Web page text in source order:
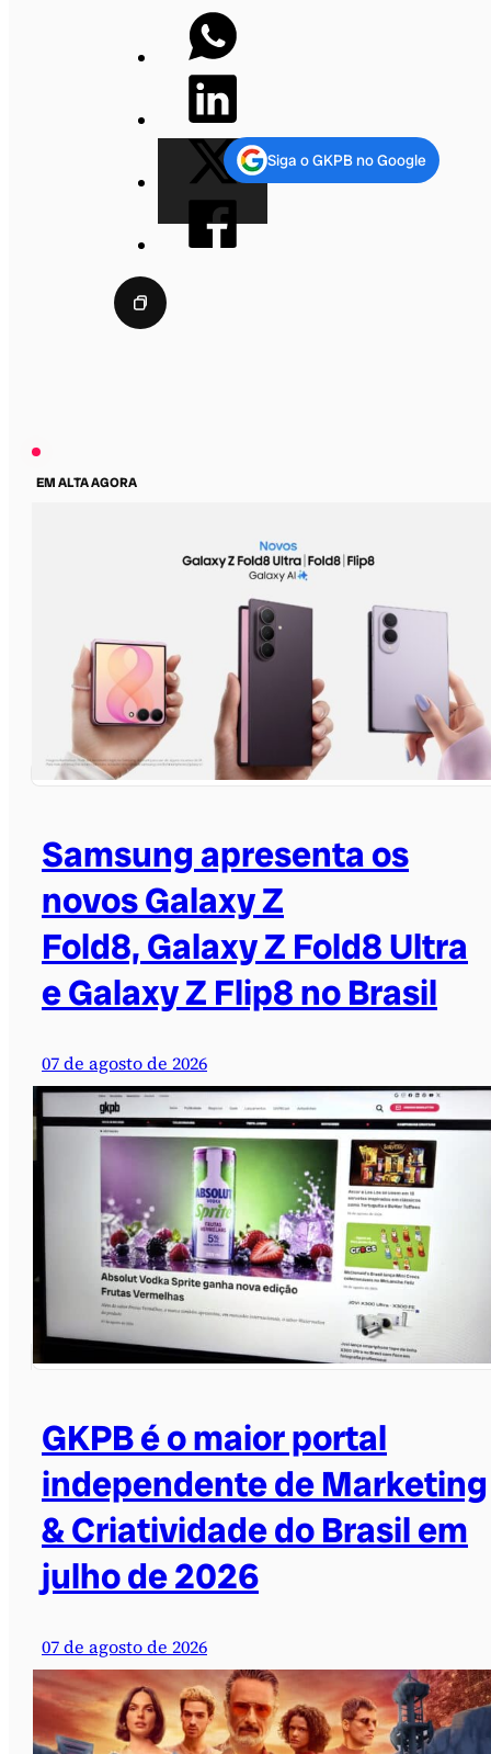
Siga o GKPB no Google
EM ALTA AGORA
Samsung apresenta os
novos Galaxy Z
Fold8, Galaxy Z Fold8 Ultra
e Galaxy Z Flip8 no Brasil
07 de agosto de 2026
GKPB é o maior portal
independente de Marketing
& Criatividade do Brasil em
julho de 2026
07 de agosto de 2026